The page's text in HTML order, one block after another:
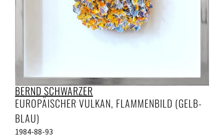
BERND SCHWARZER
EUROPÄISCHER VULKAN, FLAMMENBILD (GELB-
BLAU)
1984-88-93